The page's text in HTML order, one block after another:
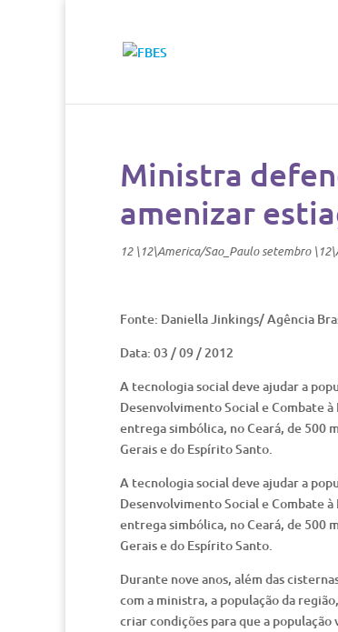
Ministra
amenizar
12 \12\America/Sao_Paulo setembro
Fonte: Daniella Jinkings/ Agência
Data: 03 / 09 / 2012
A tecnologia social deve ajudar a
Desenvolvimento Social e Combate
entrega simbólica, no Ceará, de 500
Gerais e do Espírito Santo.
A tecnologia social deve ajudar a
Desenvolvimento Social e Combate
entrega simbólica, no Ceará, de 500
Gerais e do Espírito Santo.
Durante nove anos, além das
com a ministra, a população da
criar condições para que a